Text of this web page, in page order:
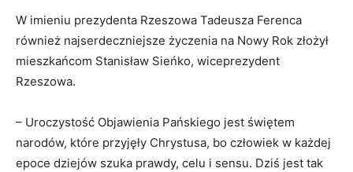
W imieniu prezydenta Rzeszowa Tadeusza Ferenca
również najserdeczniejsze życzenia na Nowy Rok złożył
mieszkańcom Stanisław Sieńko, wiceprezydent
Rzeszowa.
– Uroczystość Objawienia Pańskiego jest świętem
narodów, które przyjęły Chrystusa, bo człowiek w każdej
epoce dziejów szuka prawdy, celu i sensu. Dziś jest tak